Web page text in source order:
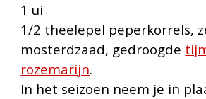
1 ui
1/2 theelepel peperkorrels,
mosterdzaad, gedroogde
rozemarijn.
In het seizoen neem je in